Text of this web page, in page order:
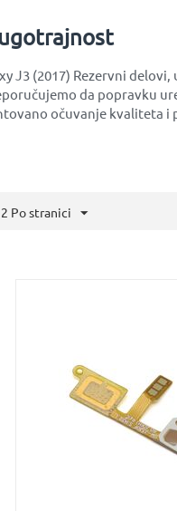
J3 (2017) Rezervni
da popravku
očuvanje kvaliteta i
Po stranici